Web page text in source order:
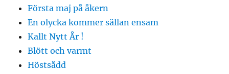
Första maj på åkern
En olycka kommer sällan ensam
Kallt Nytt År !
Blött och varmt
Höstsådd